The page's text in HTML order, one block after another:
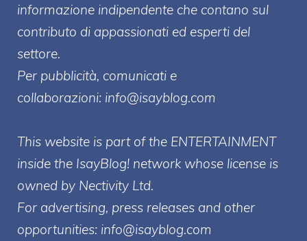
informazione indipendente che contano sul
contributo di appassionati ed esperti del
settore.
Per pubblicità, comunicati e
collaborazioni: info@isayblog.com
This website is part of the ENTERTAINMENT
inside the IsayBlog! network whose license is
owned by Nectivity Ltd.
For advertising, press releases and other
opportunities: info@isayblog.com